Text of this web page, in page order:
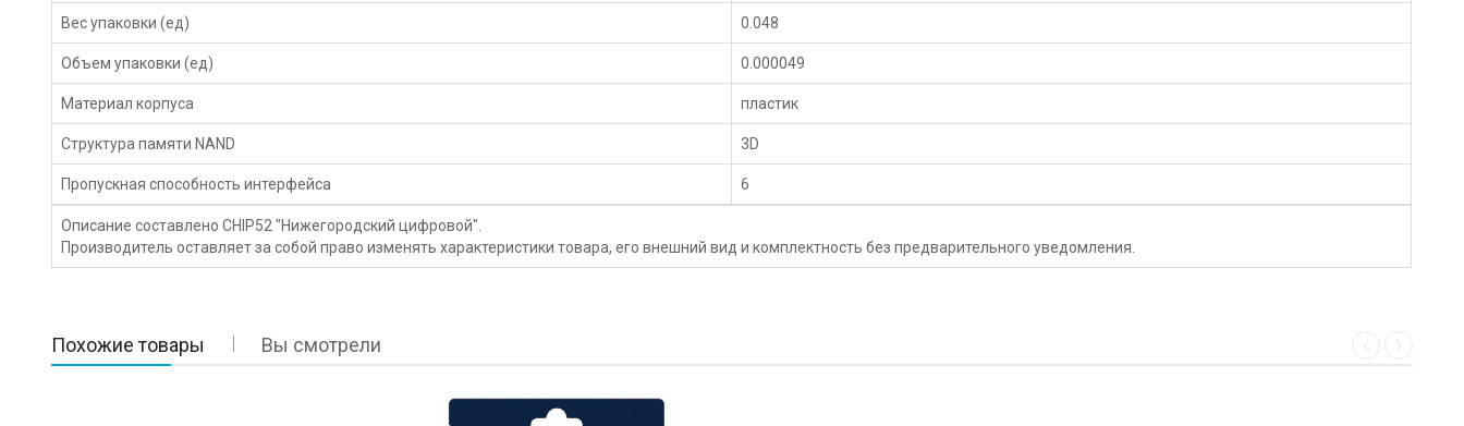
Вес упаковки (ед) 0.048
Объем упаковки (ед) 0.000049
Материал корпуса пластик
Структура памяти NAND 3D
Пропускная способность интерфейса 6
Описание составлено CHIP52 "Нижегородский цифровой".
Производитель оставляет за собой право изменять характеристики товара, его внешний вид и комплектность без предварительного уведомления.
Похожие товары Вы смотрели